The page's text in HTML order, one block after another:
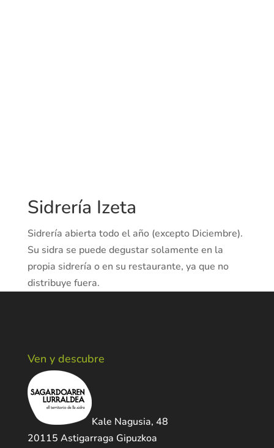
Sidrería Izeta
Sidrería abierta todo el año (excepto Diciembre).
Su sidra se puede degustar solamente en la
propia sidrería o en su restaurante, ya que no
distribuye fuera.
Ven y descubre
Kale Nagusia, 48
20115 Astigarraga Gipuzkoa